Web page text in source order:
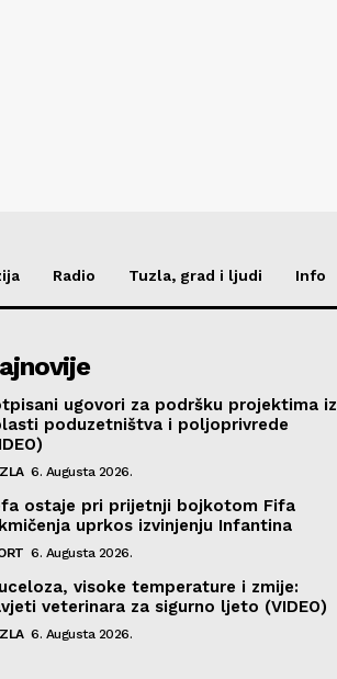
Radio Tuzla, grad i ljudi Info
ugovori za podršku projektima iz
poduzetništva i poljoprivrede
6. Augusta 2026.
ostaje pri prijetnji bojkotom Fifa
uprkos izvinjenju Infantina
6. Augusta 2026.
visoke temperature i zmije:
veterinara za sigurno ljeto (VIDEO)
6. Augusta 2026.